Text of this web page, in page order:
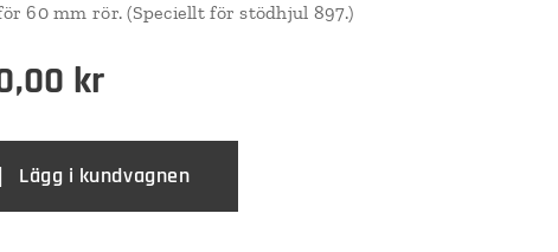
60 mm rör. (Speciellt för stödhjul 897.)
kr
Lägg i kundvagnen